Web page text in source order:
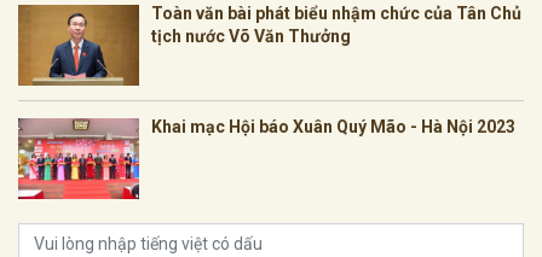
Toàn văn bài phát biểu nhậm chức của Tân Chủ
tịch nước Võ Văn Thưởng
Khai mạc Hội báo Xuân Quý Mão - Hà Nội 2023